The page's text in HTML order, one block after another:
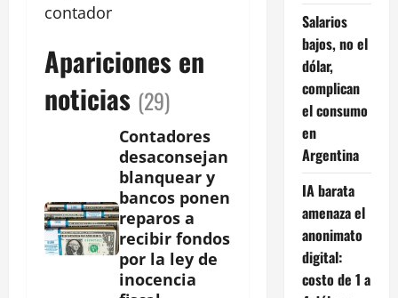
contador
Apariciones en
noticias (29)
Contadores
desaconsejan
blanquear y
bancos ponen
reparos a
recibir fondos
por la ley de
inocencia
Salarios
bajos, no el
dólar,
complican
el consumo
en
Argentina
IA barata
amenaza el
anonimato
digital:
costo de 1 a